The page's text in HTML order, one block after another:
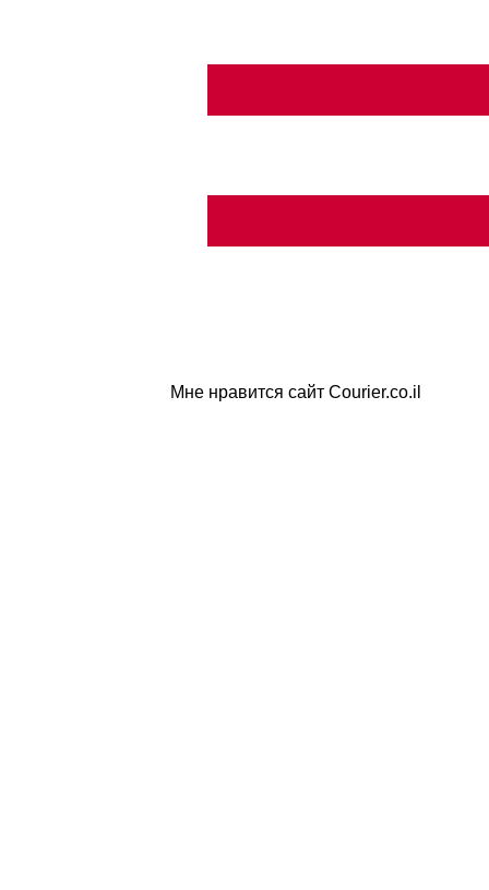
Мне нравится сайт Courier.co.il